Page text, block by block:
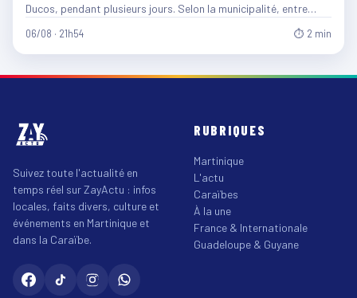
Ducos, pendant plusieurs jours. Selon la municipalité, entre…
06/08 · 21h54 ⏱ 2 min
Suivez toute l'actualité en
temps réel sur ZayActu : infos
locales, faits divers, culture et
événements en Martinique et
dans la Caraïbe.
RUBRIQUES
Martinique
L'actu
Caraïbes
À la une
France & Internationale
Guadeloupe & Guyane